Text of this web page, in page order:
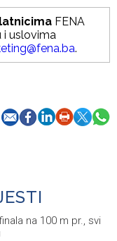
FENA
i uslovima
.
na 100 m pr., svi